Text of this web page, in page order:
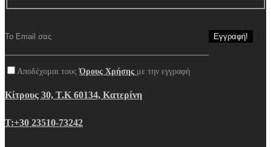
Αποδέχομαι τουςΌρους Χρήσης με την εγγραφή
Κίτρους 30, Τ.Κ 60134, Κατερίνη
Τ:+30 23510-73242